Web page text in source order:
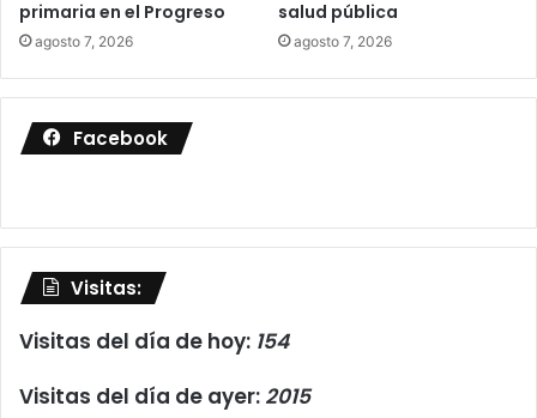
primaria en el Progreso
agosto 7, 2026
salud pública
agosto 7, 2026
Facebook
Visitas:
Visitas del día de hoy: 154
Visitas del día de ayer: 2015